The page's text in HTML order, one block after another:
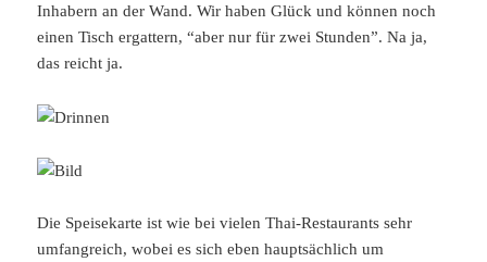
Inhabern an der Wand. Wir haben Glück und können noch
einen Tisch ergattern, “aber nur für zwei Stunden”. Na ja,
das reicht ja.
Die Speisekarte ist wie bei vielen Thai-Restaurants sehr
umfangreich, wobei es sich eben hauptsächlich um